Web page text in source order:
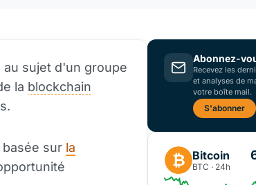
sujet d'un groupe
la blockchain
sur la
Abonnez-
Recevez les
et analyses de
votre boîte mail.
S'abonner
₿ Bitcoin
BTC · 24h